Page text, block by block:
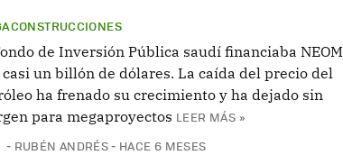
de Inversión Pública saudí financiaba NEOM
casi un billón de dólares. La caída del precio del
ha frenado su crecimiento y ha dejado sin
para megaproyectos LEER MÁS »
COMENTARIOS
RUBÉN ANDRÉS HACE 6 MESES